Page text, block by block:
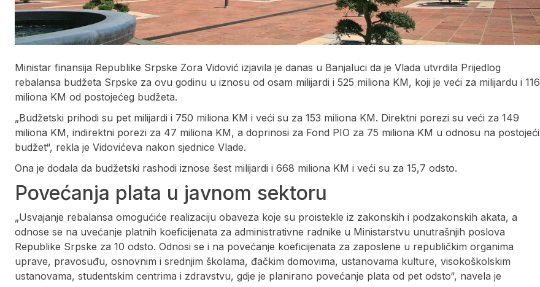
Ministar finansija Republike Srpske Zora Vidović izjavila je danas u Banjaluci da je Vlada utvrdila Prijedlog
rebalansa budžeta Srpske za ovu godinu u iznosu od osam milijardi i 525 miliona KM, koji je veći za milijardu i 116
miliona KM od postojećeg budžeta.
„Budžetski prihodi su pet milijardi i 750 miliona KM i veći su za 153 miliona KM. Direktni porezi su veći za 149
miliona KM, indirektni porezi za 47 miliona KM, a doprinosi za Fond PIO za 75 miliona KM u odnosu na postojeći
budžet“, rekla je Vidovićeva nakon sjednice Vlade.
Ona je dodala da budžetski rashodi iznose šest milijardi i 668 miliona KM i veći su za 15,7 odsto.
Povećanja plata u javnom sektoru
„Usvajanje rebalansa omogućiće realizaciju obaveza koje su proistekle iz zakonskih i podzakonskih akata, a
odnose se na uvećanje platnih koeficijenata za administrativne radnike u Ministarstvu unutrašnjih poslova
Republike Srpske za 10 odsto. Odnosi se i na povećanje koeficijenata za zaposlene u republičkim organima
uprave, pravosuđu, osnovnim i srednjim školama, đačkim domovima, ustanovama kulture, visokoškolskim
ustanovama, studentskim centrima i zdravstvu, gdje je planirano povećanje plata od pet odsto“, navela je